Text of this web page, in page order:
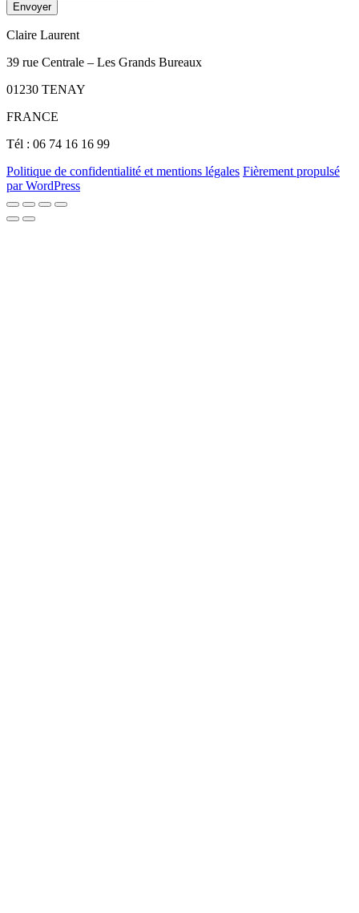
Envoyer
Claire Laurent
39 rue Centrale – Les Grands Bureaux
01230 TENAY
FRANCE
Tél : 06 74 16 16 99
Politique de confidentialité et mentions légales Fièrement propulsé
par WordPress